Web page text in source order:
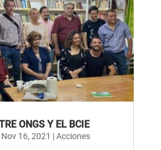
ONGS Y EL BCIE
Nov 16, 2021 |Acciones